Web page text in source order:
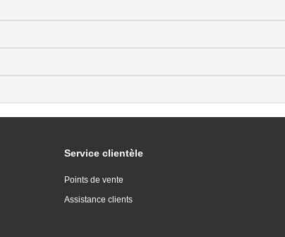
Service clientèle
Points de vente
Assistance clients